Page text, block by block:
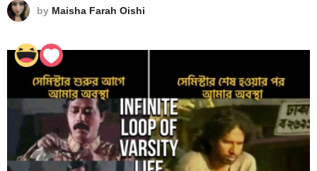
by Maisha Farah Oishi